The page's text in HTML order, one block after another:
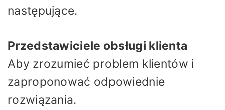
następujące.
Przedstawiciele obsługi klienta
Aby zrozumieć problem klientów i
zaproponować odpowiednie
rozwiązania.